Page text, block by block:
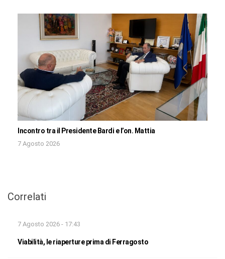
Incontro tra il Presidente Bardi e l’on. Mattia
7 Agosto 2026
Correlati
7 Agosto 2026 - 17:43
Viabilità, le riaperture prima di Ferragosto